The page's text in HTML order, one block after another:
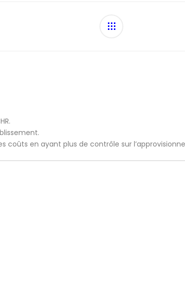
coûts en ayant plus de contrôle sur